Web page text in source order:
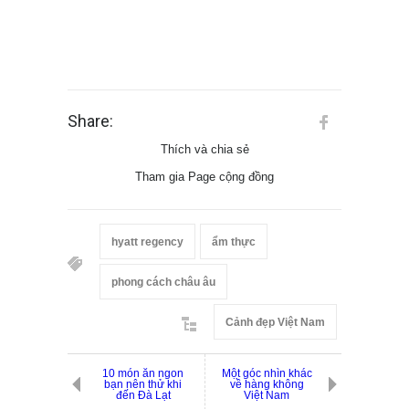
Share:
Thích và chia sẻ
Tham gia Page cộng đồng
hyatt regency ẩm thực
phong cách châu âu
Cảnh đẹp Việt Nam
10 món ăn ngon
bạn nên thử khi
đến Đà Lạt
Một góc nhìn khác
về hàng không
Việt Nam